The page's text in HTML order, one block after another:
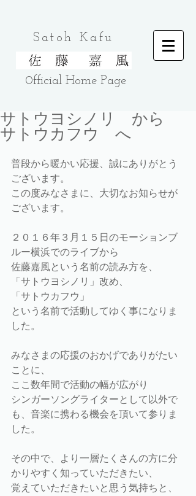
Satoh Kafu
0fficial HomePage
サトウヨシノリ から
サトウカフウ へ
普段から暖かい応援、誠にありがとう
ございます。
この度みなさまに、大切なお知らせが
ございます。
２０１６年３月１５日のモーションブ
ルー横浜でのライブから
佐藤嘉風という名前の読み方を、
「サトウヨシノリ」改め、
「サトウカフウ」
という名前で活動してゆく事になりま
した。
みなさまの応援のおかげでありがたい
ことに、
ここ数年間で活動の幅が広がり
シンガーソングライターとして以外で
も、音楽に携わる機会を頂いて参りま
した。
その中で、より一層たくさんの方に分
かりやすく知っていただきたい、
覚えていただきたいと思う気持ちと、